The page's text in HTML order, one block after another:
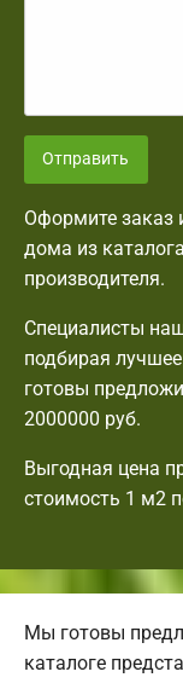
Отправить
Оформите заказ
дома из
производителя.
Специалисты
подбирая
готовы
2000000 руб.
Выгодная цена
стоимость 1 м2
Мы готовы
каталоге